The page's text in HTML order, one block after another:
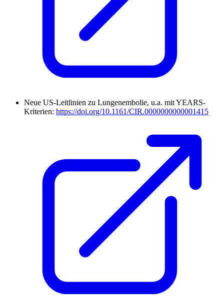
Neue US-Leitlinien zu Lungenembolie, u.a. mit YEARS-
Kriterien: https://doi.org/10.1161/CIR.0000000000001415